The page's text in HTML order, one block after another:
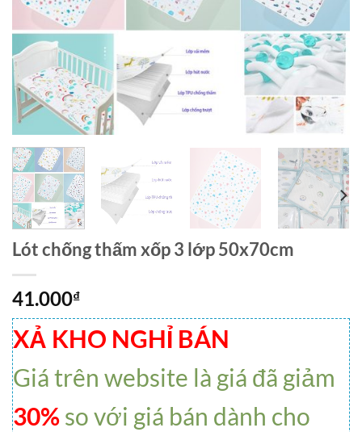
Lót chống thấm xốp 3 lớp 50x70cm
41.000₫
XẢ KHO NGHỈ BÁN
Giá trên website là giá đã giảm
30%so với giá bán dành cho